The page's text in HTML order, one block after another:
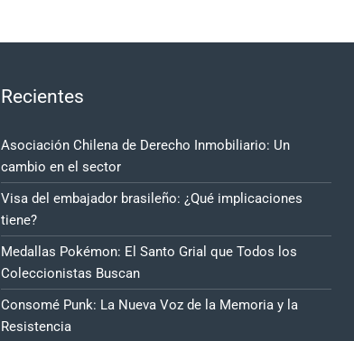
Recientes
Asociación Chilena de Derecho Inmobiliario: Un
cambio en el sector
Visa del embajador brasileño: ¿Qué implicaciones
tiene?
Medallas Pokémon: El Santo Grial que Todos los
Coleccionistas Buscan
Consomé Punk: La Nueva Voz de la Memoria y la
Resistencia